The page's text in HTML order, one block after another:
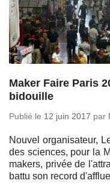
Maker Faire Paris
bidouille
Publié le 12 juin 2017 par
Nouvel or­ga­ni­sa­teur,
des sciences, pour la
makers, privée de
battu son record